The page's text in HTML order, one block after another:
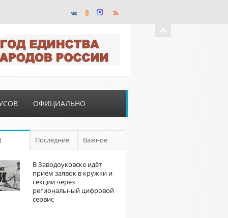
ОФИЦИАЛЬНО
Последние Важное
В Заводоуковске идёт
приём заявок в кружки и
секции через
региональный цифровой
сервис